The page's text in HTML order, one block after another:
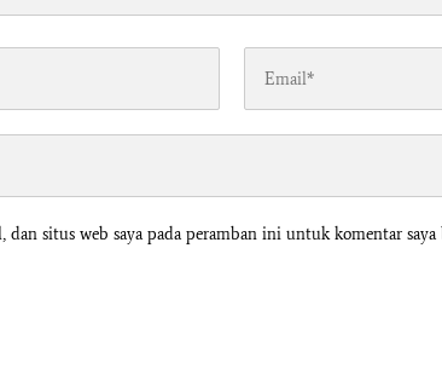
dan situs web saya pada peramban ini untuk komentar